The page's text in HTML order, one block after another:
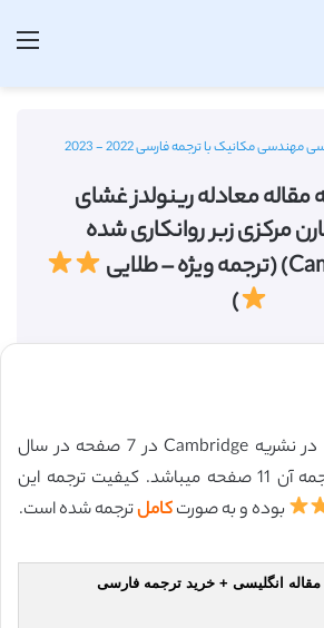
مهندسی مکانیک با ترجمه فارسی 2022 - 2023
مقاله معادله رینولدز غشای
مرکزی زبر روانکاری شده
)
این مقاله انگلیسی ISI در نشریه Cambridge در 7 صفحه در سال
2017 منتشر شده و ترجمه آن 11 صفحه میباشد. کیفیت ترجمه این
بوده و به صورتکاملترجمه شده است.
مقاله انگلیسی + خرید ترجمه فارسی